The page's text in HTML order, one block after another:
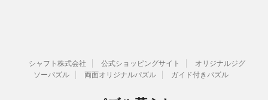
シャフト株式会社 公式ショッピングサイト
オリジナルジグ
ソーパズル
両面オリジナルパズル ガイド付きパズル